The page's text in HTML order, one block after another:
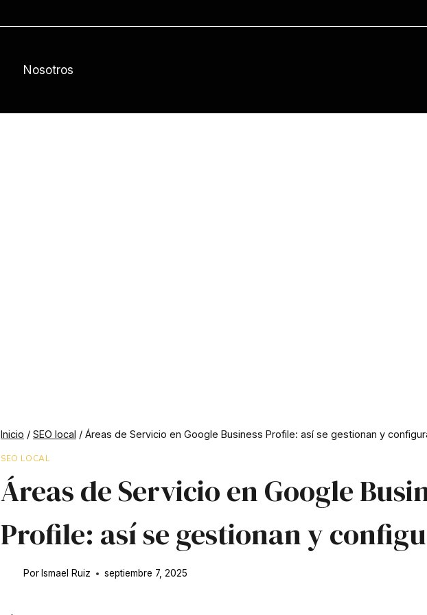
Nosotros
Inicio / SEO local / Áreas de Servicio en Google Business Profile: así se gestionan y
SEO LOCAL
Áreas de Servicio en Google
Profile: así se gestionan y
Por Ismael Ruiz septiembre 7, 2025